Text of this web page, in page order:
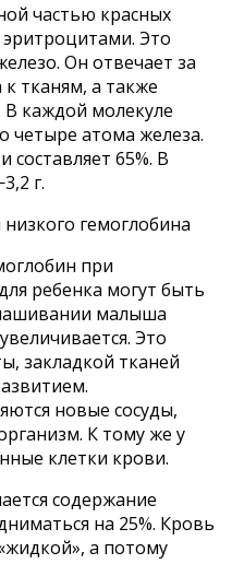
частью красных
Это
Он отвечает за
тканям, а также
В каждой молекуле
четыре атома железа.
65%. В
г.
при
ребенка могут быть
малыша
Это
закладкой тканей
новые сосуды,
К тому же у
клетки крови.
содержание
на 25%. Кровь
а потому